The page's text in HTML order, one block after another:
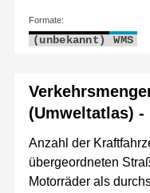
Formate:
(unbekannt) WMS
(Umweltatlas) -
Anzahl der
übergeordneten
Motorräder als